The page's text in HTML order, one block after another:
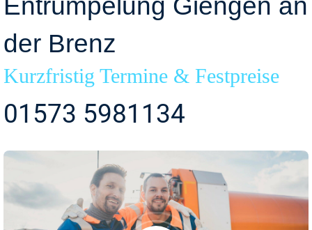
Entrümpelung Giengen an
der Brenz
Kurzfristig Termine & Festpreise
01573 5981134